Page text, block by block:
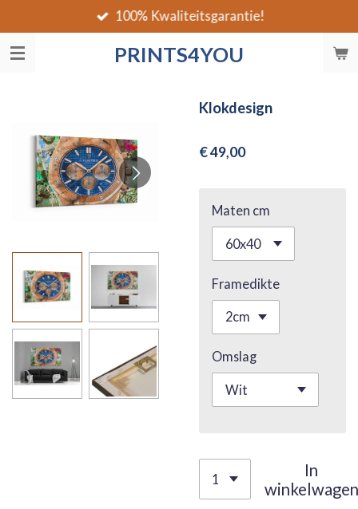
direct
naar
PRINTS4YOU
100% Kwaliteitsgarantie!
Klokdesign
€ 49,00
Maten cm
Framedikte
Omslag
In
winkelwagen